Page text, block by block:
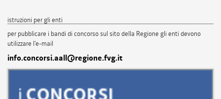
istruzioni per gli enti
per pubblicare i bandi di concorso sul sito della Regione gli enti devono
utilizzare l'e-mail
info.concorsi.aall@regione.fvg.it